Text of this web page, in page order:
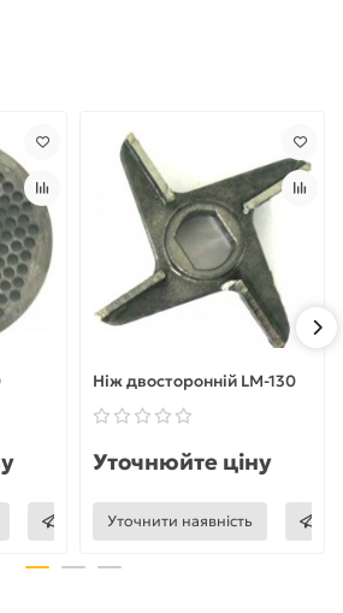
Ніж двосторонній LM-130
Уточнюйте ціну
Уточнити наявність